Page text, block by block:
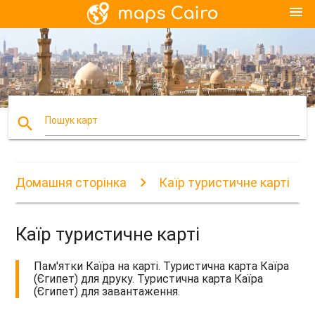
menu
search Пошук карт
Домашня сторінка Каїр туристичне карті
Каїр туристичне карті
Пам'ятки Каїра на карті. Туристична карта Каїра
(Єгипет) для друку. Туристична карта Каїра
(Єгипет) для завантаження.